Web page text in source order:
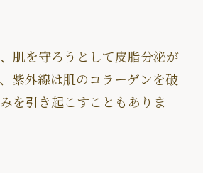
肌を守ろうとして皮脂分泌が
紫外線は肌のコラーゲンを破
を引き起こすこともありま